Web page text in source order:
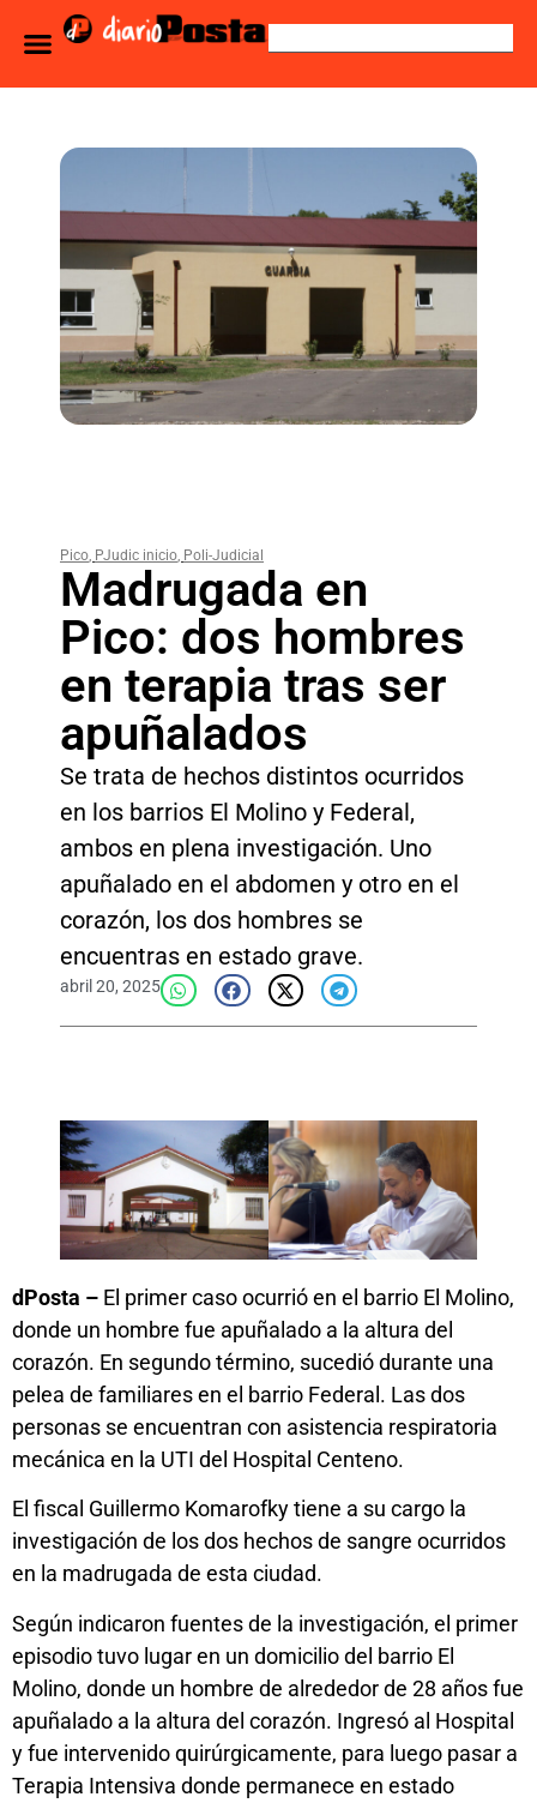
Pico, PJudic inicio, Poli-Judicial
Madrugada en
Pico: dos hombres
en terapia tras ser
apuñalados
Se trata de hechos distintos ocurridos
en los barrios El Molino y Federal,
ambos en plena investigación. Uno
apuñalado en el abdomen y otro en el
corazón, los dos hombres se
encuentras en estado grave.
abril 20, 2025
dPosta – El primer caso ocurrió en el barrio El Molino,
donde un hombre fue apuñalado a la altura del
corazón. En segundo término, sucedió durante una
pelea de familiares en el barrio Federal. Las dos
personas se encuentran con asistencia respiratoria
mecánica en la UTI del Hospital Centeno.
El fiscal Guillermo Komarofky tiene a su cargo la
investigación de los dos hechos de sangre ocurridos
en la madrugada de esta ciudad.
Según indicaron fuentes de la investigación, el primer
episodio tuvo lugar en un domicilio del barrio El
Molino, donde un hombre de alrededor de 28 años fue
apuñalado a la altura del corazón. Ingresó al Hospital
y fue intervenido quirúrgicamente, para luego pasar a
Terapia Intensiva donde permanece en estado